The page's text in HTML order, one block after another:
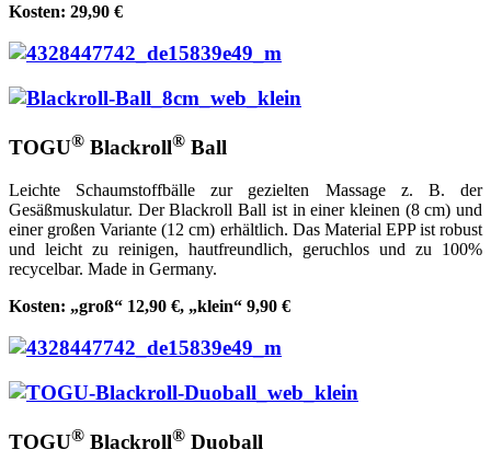
Kosten: 29,90 €
TOGU® Blackroll® Ball
Leichte Schaumstoffbälle zur gezielten Massage z. B. der
Gesäßmuskulatur. Der Blackroll Ball ist in einer kleinen (8 cm) und
einer großen Variante (12 cm) erhältlich. Das Material EPP ist robust
und leicht zu reinigen, hautfreundlich, geruchlos und zu 100%
recycelbar. Made in Germany.
Kosten: „groß“ 12,90 €, „klein“ 9,90 €
TOGU® Blackroll® Duoball